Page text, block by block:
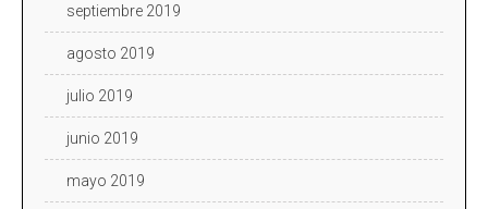
septiembre 2019
agosto 2019
julio 2019
junio 2019
mayo 2019